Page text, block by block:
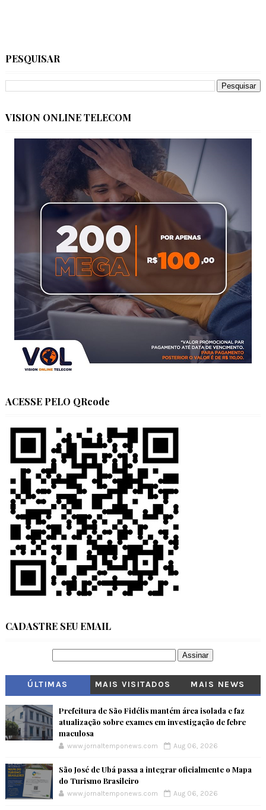
PESQUISAR
VISION ONLINE TELECOM
ACESSE PELO QRcode
CADASTRE SEU EMAIL
ÚLTIMAS MAIS VISITADOS MAIS NEWS
Prefeitura de São Fidélis mantém área isolada e faz
atualização sobre exames em investigação de febre
maculosa
www.jornaltemponews.com Aug 06, 2026
São José de Ubá passa a integrar oficialmente o Mapa
do Turismo Brasileiro
www.jornaltemponews.com Aug 06, 2026